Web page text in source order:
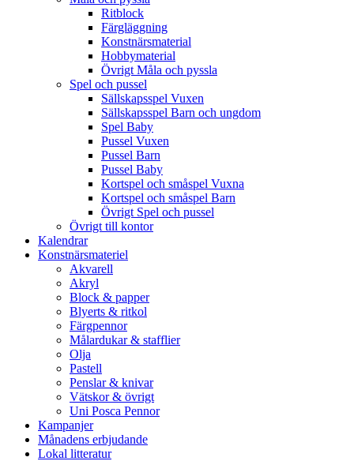
Ritblock
Färgläggning
Konstnärsmaterial
Hobbymaterial
Övrigt Måla och pyssla
Spel och pussel
Sällskapsspel Vuxen
Sällskapsspel Barn och ungdom
Spel Baby
Pussel Vuxen
Pussel Barn
Pussel Baby
Kortspel och småspel Vuxna
Kortspel och småspel Barn
Övrigt Spel och pussel
Övrigt till kontor
Kalendrar
Konstnärsmateriel
Akvarell
Akryl
Block & papper
Blyerts & ritkol
Färgpennor
Målardukar & stafflier
Olja
Pastell
Penslar & knivar
Vätskor & övrigt
Uni Posca Pennor
Kampanjer
Månadens erbjudande
Lokal litteratur